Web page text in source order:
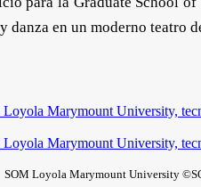
en un moderno teatro
SOM Loyola Marymount University